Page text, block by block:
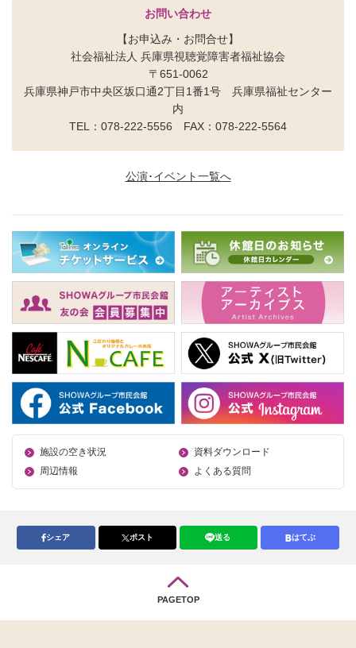
お問い合わせ
【お申込み・お問合せ】
社会福祉法人 兵庫県視聴覚障害者福祉協会
〒651-0062
兵庫県神戸市中央区坂口通2丁目1番1号 兵庫県福祉センター
内
TEL：078-222-5556 FAX：078-222-5564
公演･イベント一覧へ
施設の空き状況
資料ダウンロード
周辺情報
よくある質問
シェア ポスト 送る はてぶ
PAGETOP